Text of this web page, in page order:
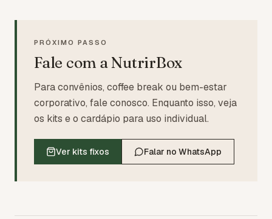
PRÓXIMO PASSO
Fale com a NutrirBox
Para convênios, coffee break ou bem-estar
corporativo, fale conosco. Enquanto isso, veja
os kits e o cardápio para uso individual.
Ver kits fixos Falar no WhatsApp